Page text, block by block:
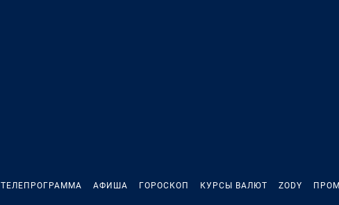
ТЕЛЕПРОГРАММА АФИША ГОРОСКОП КУРСЫ ВАЛЮТ ZODY